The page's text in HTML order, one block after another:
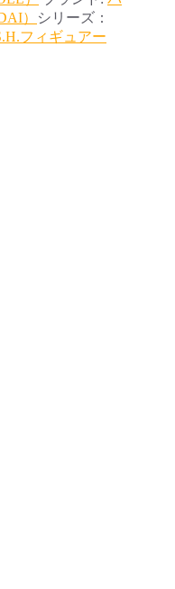
）
シリーズ：
フィギュアー